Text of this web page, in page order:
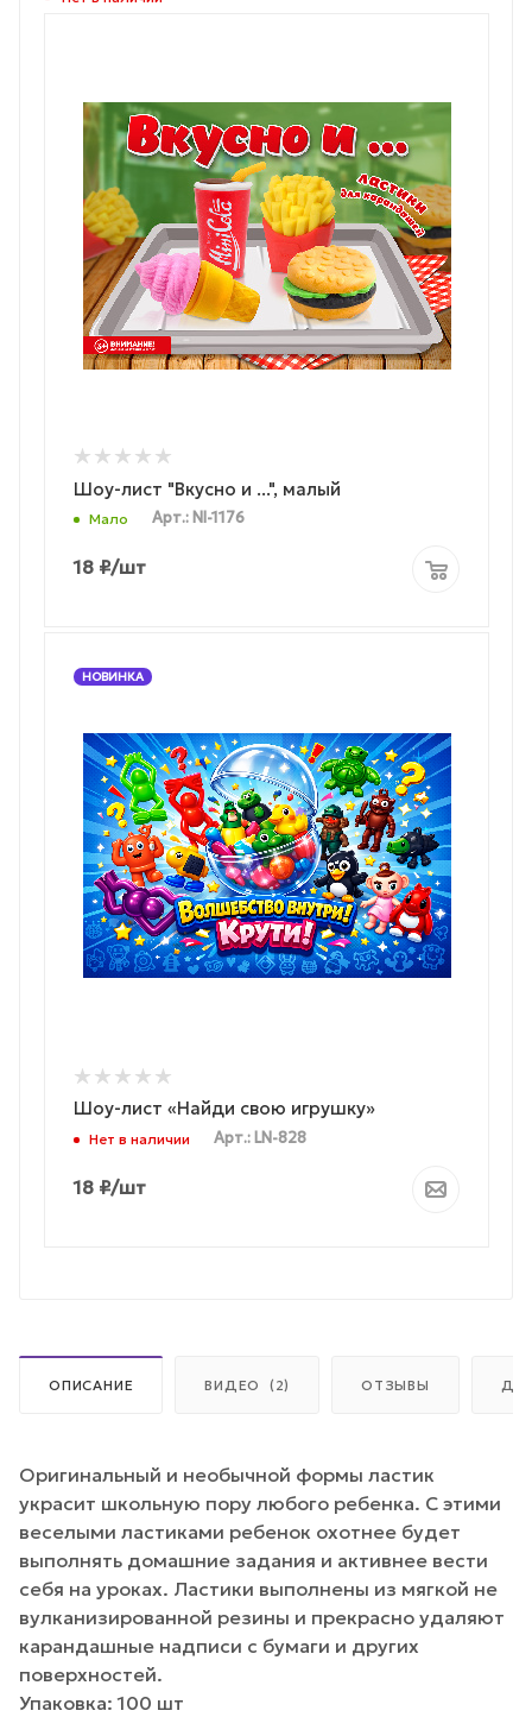
Шоу-лист "Вкусно и ...", малый
Мало Арт.: NI-1176
18 ₽/шт
НОВИНКА
Шоу-лист «Найди свою игрушку»
Нет в наличии Арт.: LN-828
18 ₽/шт
ОПИСАНИЕ ВИДЕО (2) ОТЗЫВЫ
Оригинальный и необычной формы ластик
украсит школьную пору любого ребенка. С этими
веселыми ластиками ребенок охотнее будет
выполнять домашние задания и активнее вести
себя на уроках. Ластики выполнены из мягкой не
вулканизированной резины и прекрасно удаляют
карандашные надписи с бумаги и других
поверхностей.
Упаковка: 100 шт